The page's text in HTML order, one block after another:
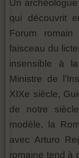
Un
qui découvrit
Forum
faisceau du
insensible à
Ministre de
XIXe siècle,
de notre
modèle, la
avec Arturo
romaine tend à